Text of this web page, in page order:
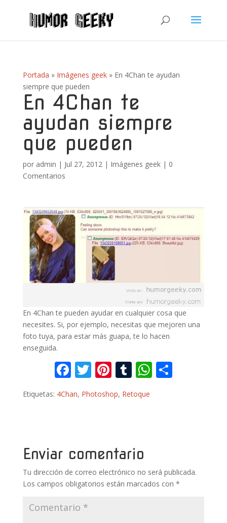
Portada » Imágenes geek» En 4Chan te ayudan
siempre que pueden
En 4Chan te
ayudan siempre
que pueden
por admin | Jul 27, 2012| Imágenes geek| 0
Comentarios
En 4Chan te pueden ayudar en cualquier cosa que
necesites. Si, por ejemplo, necesitas que mejoren una
foto tuya, para estar más guapa, te lo hacen
enseguida.
F
ac
e
o
k
T
w
itt
Pi
nt
er
T
u
m
W
h
p r
Etiquetas: 4Chan, Photoshop, Retoque
Enviar comentario
Tu dirección de correo electrónico no será publicada.
Los campos obligatorios están marcados con *